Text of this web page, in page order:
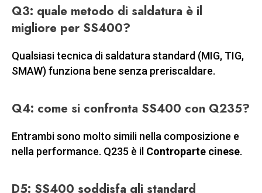
Q3: quale metodo di saldatura è il
migliore per SS400?
Qualsiasi tecnica di saldatura standard (MIG, TIG,
SMAW) funziona bene senza preriscaldare.
Q4: come si confronta SS400 con Q235?
Entrambi sono molto simili nella composizione e
nella performance. Q235 è il Controparte cinese.
D5: SS400 soddisfa gli standard